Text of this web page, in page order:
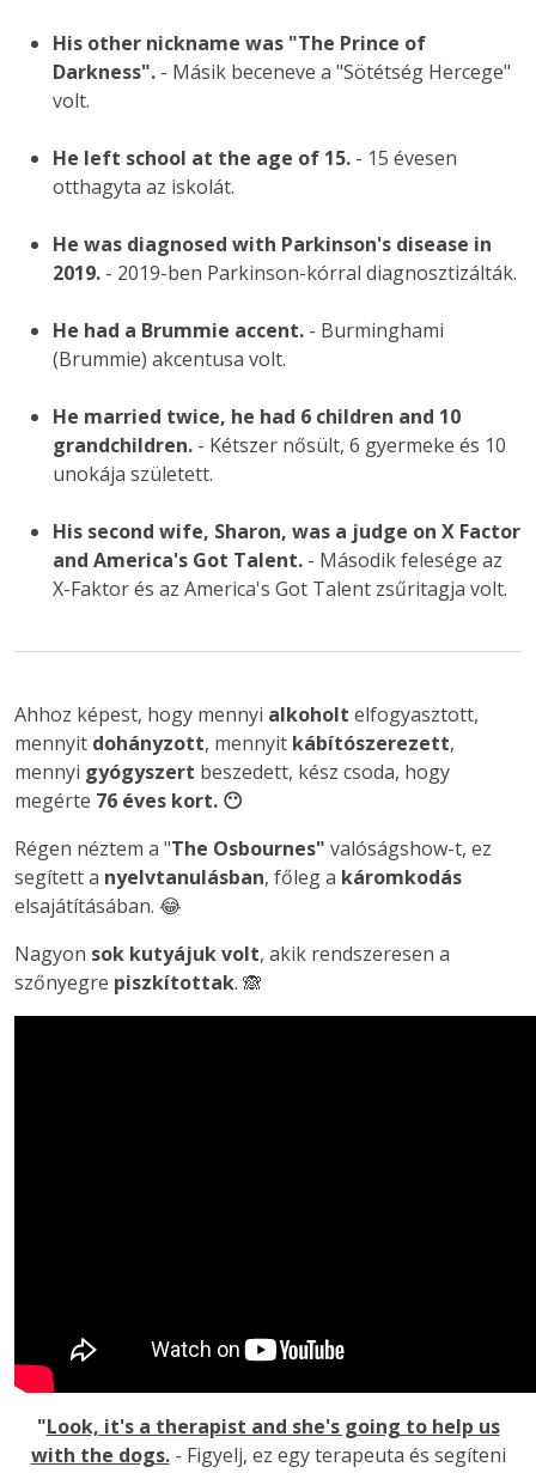
His other nickname was "The Prince of
Darkness". - Másik beceneve a "Sötétség Hercege"
volt.
He left school at the age of 15. - 15 évesen
otthagyta az iskolát.
He was diagnosed with Parkinson's disease in
2019. - 2019-ben Parkinson-kórral diagnosztizálták.
He had a Brummie accent. - Burminghami
(Brummie) akcentusa volt.
He married twice, he had 6 children and 10
grandchildren. - Kétszer nősült, 6 gyermeke és 10
unokája született.
His second wife, Sharon, was a judge on X Factor
and America's Got Talent. - Második felesége az
X-Faktor és az America's Got Talent zsűritagja volt.
Ahhoz képest, hogy mennyi alkoholt elfogyasztott,
mennyit dohányzott, mennyit kábítószerezett,
mennyi gyógyszert beszedett, kész csoda, hogy
megérte 76 éves kort. 😶
Régen néztem a "The Osbournes" valóságshow-t, ez
segített a nyelvtanulásban, főleg a káromkodás
elsajátításában. 😂
Nagyon sok kutyájuk volt, akik rendszeresen a
szőnyegre piszkítottak. 🙈
"Look, it's a therapist and she's going to help us
with the dogs. - Figyelj, ez egy terapeuta és segíteni